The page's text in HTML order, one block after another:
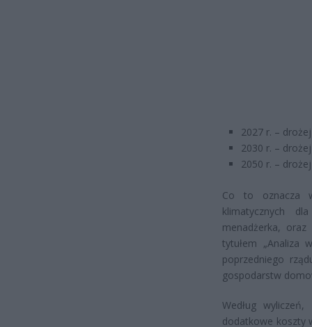
2027 r. –
2030 r. –
2050 r. –
Co to oznacza
klimatycznych
menadżerka,
tytułem „Analiza
poprzedniego
gospodarstw
Według
dodatkowe koszty